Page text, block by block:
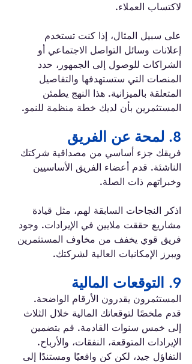
لاكتساب العملاء.
على سبيل المثال، إذا كنت تستخدم
إعلانات وسائل التواصل الاجتماعي أو
الشراكات للوصول إلى الجمهور، حدد
المنصات التي ستستهدفها والتفاصيل
المتعلقة بالميزانية. هذا النهج يطمئن
المستثمرين بأن لديك خطة منظمة للنمو.
8. لمحة عن الفريق
فريقك جزء أساسي من مصداقية شركتك
الناشئة. قدم أعضاء الفريق الأساسيين
وخبراتهم ذات الصلة.
اذكر النجاحات السابقة لهم، مثل قيادة
مشاريع حققت ملايين في الإيرادات. وجود
فريق قوي يخفف من مخاوف المستثمرين
ويبرز الإمكانيات العالية لشركتك.
9. التوقعات المالية
المستثمرون يقدرون الأرقام الواضحة.
قدم ملخصًا لتوقعاتك المالية خلال الثلاث
إلى خمس سنوات القادمة. قم بتضمين
الإيرادات المتوقعة، النفقات، والأرباح.
التفاؤل جيد، لكن كن واقعيًا ومستندًا إلى